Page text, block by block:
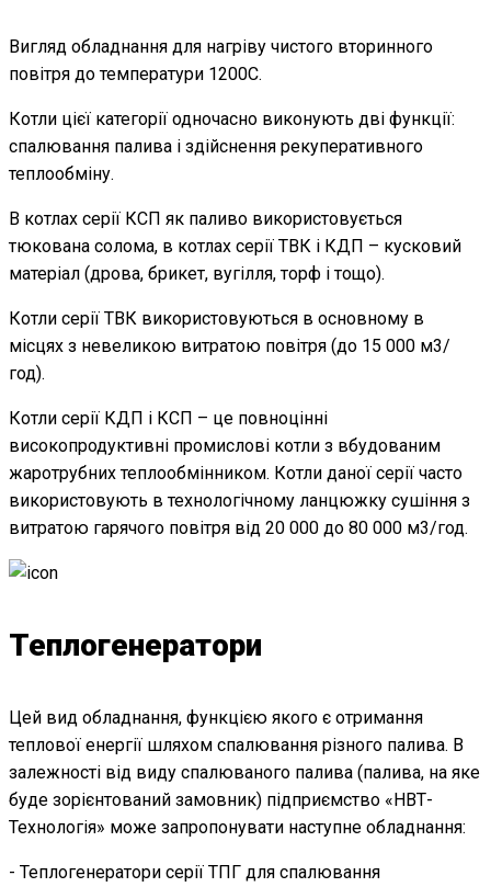
Вигляд обладнання для нагріву чистого вторинного
повітря до температури 1200С.
Котли цієї категорії одночасно виконують дві функції:
спалювання палива і здійснення рекуперативного
теплообміну.
В котлах серії КСП як паливо використовується
тюкована солома, в котлах серії ТВК і КДП – кусковий
матеріал (дрова, брикет, вугілля, торф і тощо).
Котли серії ТВК використовуються в основному в
місцях з невеликою витратою повітря (до 15 000 м3/
год).
Котли серії КДП і КСП – це повноцінні
високопродуктивні промислові котли з вбудованим
жаротрубних теплообмінником. Котли даної серії часто
використовують в технологічному ланцюжку сушіння з
витратою гарячого повітря від 20 000 до 80 000 м3/год.
Теплогенератори
Цей вид обладнання, функцією якого є отримання
теплової енергії шляхом спалювання різного палива. В
залежності від виду спалюваного палива (палива, на яке
буде зорієнтований замовник) підприємство «НВТ-
Технологія» може запропонувати наступне обладнання:
- Теплогенератори серії ТПГ для спалювання